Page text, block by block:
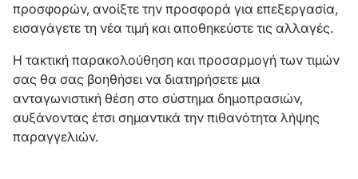
προσφορών, ανοίξτε την προσφορά για επεξεργασία,
εισαγάγετε τη νέα τιμή και αποθηκεύστε τις αλλαγές.
Η τακτική παρακολούθηση και προσαρμογή των τιμών
σας θα σας βοηθήσει να διατηρήσετε μια
ανταγωνιστική θέση στο σύστημα δημοπρασιών,
αυξάνοντας έτσι σημαντικά την πιθανότητα λήψης
παραγγελιών.